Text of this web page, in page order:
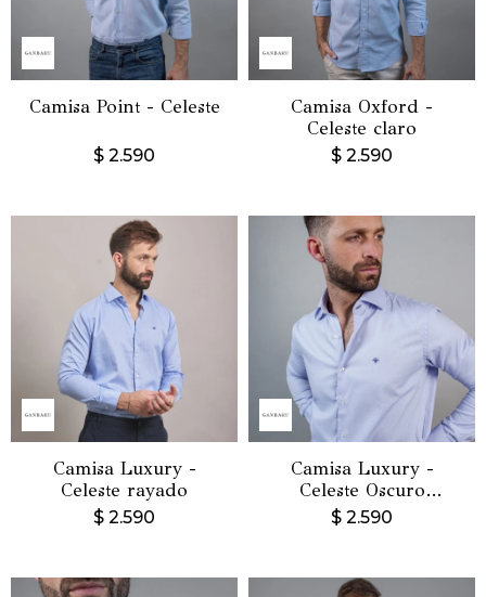
Camisa Point - Celeste
$ 2.590
Camisa Oxford -
Celeste claro
$ 2.590
Camisa Luxury -
Celeste rayado
$ 2.590
Camisa Luxury -
Celeste Oscuro
espigado
$ 2.590